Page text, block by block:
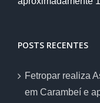
POSTS RECENTES
Fetropar realiza
em Carambeí e